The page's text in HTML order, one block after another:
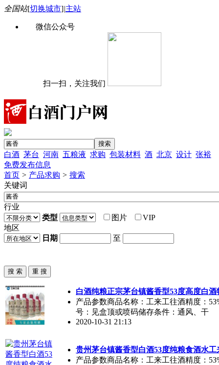
全国站[切换城市]|主站
微信公众号
扫一扫，关注我们
白酒 茅台 河南 五粮液 求购 包装材料 酒 北京 设计 张裕
免费发布信息
首页 > 产品求购 > 搜索
关键词
行业
类型
图片
VIP
地区
日期
至
白酒纯粮正宗茅台镇酱香型53度高度白
产品参数商品名称：工来工往酒精度：
号：见盒顶或喷码储存条件：通风、干
2020-10-31 21:13
贵州茅台镇酱香型白酒53度纯粮食酒水
产品参数商品名称：工来工往酒精度：